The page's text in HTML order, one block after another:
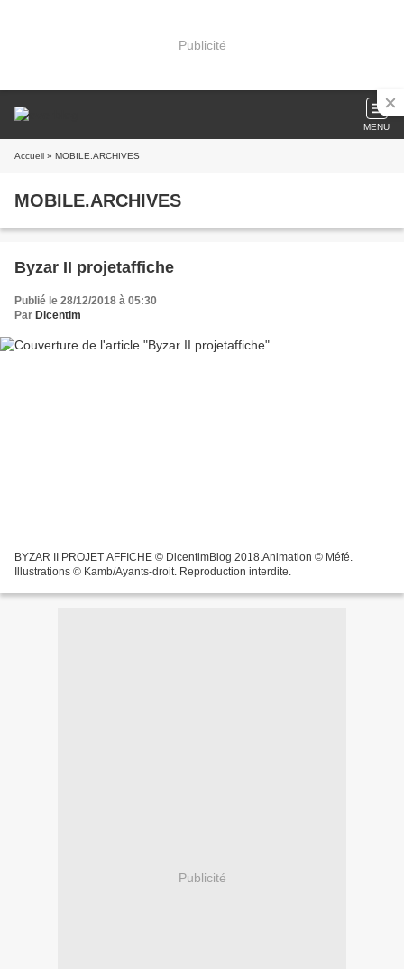
Publicité
MENU
Accueil » MOBILE.ARCHIVES
MOBILE.ARCHIVES
Byzar II projetaffiche
Publié le 28/12/2018 à 05:30
Par Dicentim
BYZAR II PROJET AFFICHE © DicentimBlog 2018.Animation © Méfé.
Illustrations © Kamb/Ayants-droit. Reproduction interdite.
Publicité